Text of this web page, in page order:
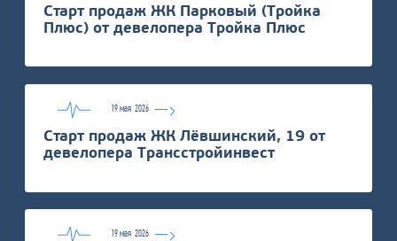
Старт продаж ЖК Парковый (Тройка
Плюс) от девелопера Тройка Плюс
19 мая2026
Старт продаж ЖК Лёвшинский, 19 от
девелопера Трансстройинвест
19 мая2026